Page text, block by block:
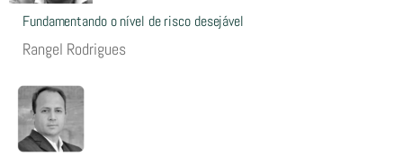
Fundamentando o nível de risco desejável
Rangel Rodrigues